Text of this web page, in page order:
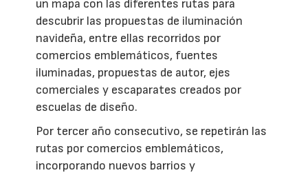
un mapa con las diferentes rutas para
descubrir las propuestas de iluminación
navideña, entre ellas recorridos por
comercios emblemáticos, fuentes
iluminadas, propuestas de autor, ejes
comerciales y escaparates creados por
escuelas de diseño.
Por tercer año consecutivo, se repetirán las
rutas por comercios emblemáticos,
incorporando nuevos barrios y